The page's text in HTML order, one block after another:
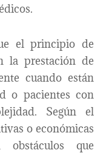
el principio de
la prestación de
cuando están
o pacientes con
Según el
o económicas
que